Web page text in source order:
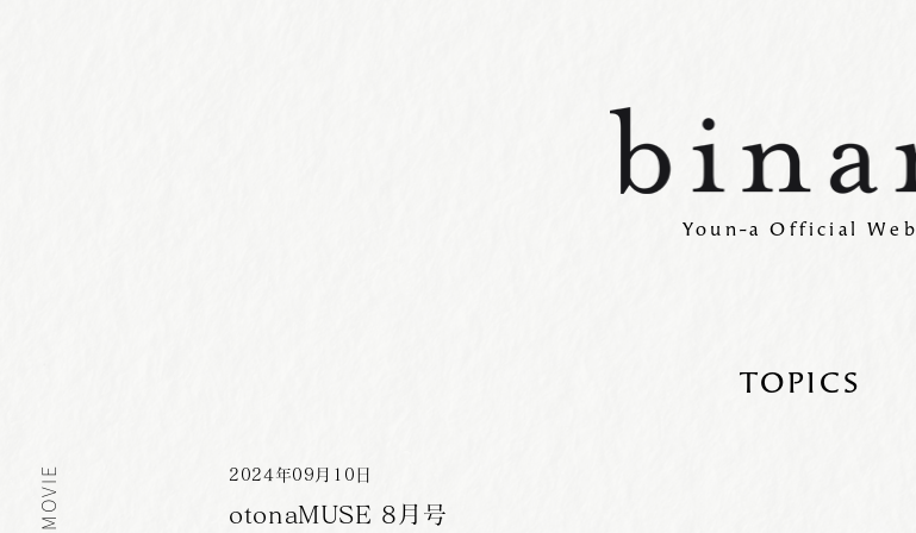
Youn-a Official Web
MOVIE
TOPICS
2024年09 月 10 日
otonaMUSE 8月号